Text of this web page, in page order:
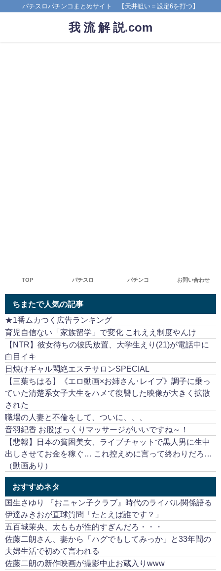
パチスロパチンコまとめサイト 【天井狙い＝設定6を打つ】
我 流 解 説.com
TOP パチスロ パチンコ お問い合わせ
ちまたで人気の記事
★1番ムカつく広告ランキング
育児自信ない「家族留学」で変化 これええ制度やんけ
【NTR】彼女待ちの彼氏放置、大学生えり(21)が電話中に
白目イキ
日焼けギャル悶絶エステサロンSPECIAL
【三葉ちはる】《エロ動画×お姉さん･レイプ》調子に乗っ
ていた清楚系女子大生をハメて復讐した映像が大きく拡散
された
職場の人妻と不倫をして、ついに、、、
音羽紀香 お股ぱっくりマッサージがいいですね～！
【悲報】日本の貧困美女、ライブチャットで黒人男に生中
出しさせてお金を稼ぐ… これ控えめに言って終わりだろ…
（動画あり）
おすすめネタ
国生さゆり 『おニャン子クラブ』時代のライバル関係語る
伊達みきおが直球質問「たとえば誰です？」
五百城茉央、太ももが性的すぎんだろ・・・
佐藤二朗さん、妻から「ハグでもしてみっか」と33年間の
夫婦生活で初めて言われる
佐藤二朗の新作映画が撮影中止お蔵入りwww